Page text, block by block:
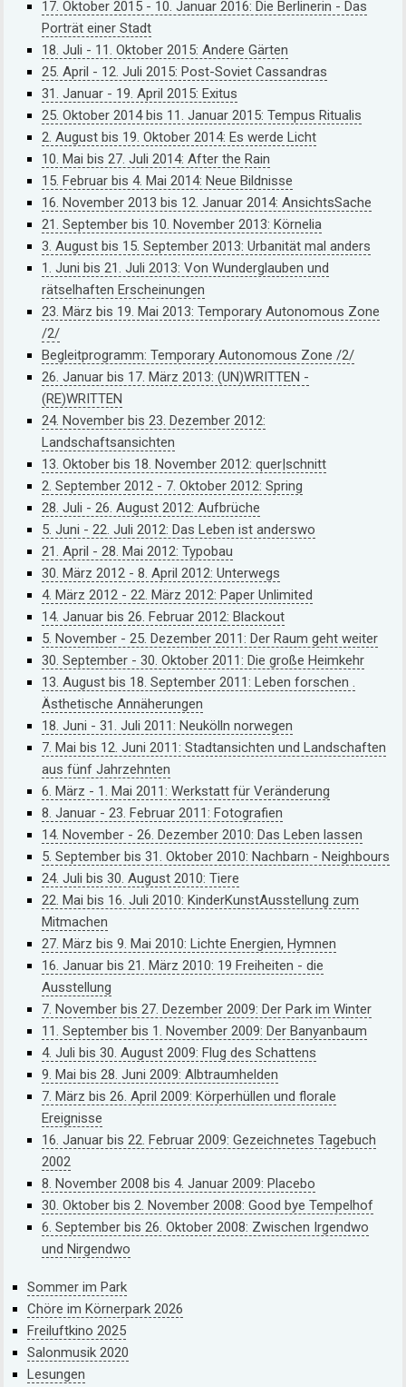
17. Oktober 2015 - 10. Januar 2016: Die Berlinerin - Das
Porträt einer Stadt
18. Juli - 11. Oktober 2015: Andere Gärten
25. April - 12. Juli 2015: Post-Soviet Cassandras
31. Januar - 19. April 2015: Exitus
25. Oktober 2014 bis 11. Januar 2015: Tempus Ritualis
2. August bis 19. Oktober 2014: Es werde Licht
10. Mai bis 27. Juli 2014: After the Rain
15. Februar bis 4. Mai 2014: Neue Bildnisse
16. November 2013 bis 12. Januar 2014: AnsichtsSache
21. September bis 10. November 2013: Körnelia
3. August bis 15. September 2013: Urbanität mal anders
1. Juni bis 21. Juli 2013: Von Wunderglauben und
rätselhaften Erscheinungen
23. März bis 19. Mai 2013: Temporary Autonomous Zone
/2/
Begleitprogramm: Temporary Autonomous Zone /2/
26. Januar bis 17. März 2013: (UN)WRITTEN -
(RE)WRITTEN
24. November bis 23. Dezember 2012:
Landschaftsansichten
13. Oktober bis 18. November 2012: quer|schnitt
2. September 2012 - 7. Oktober 2012: Spring
28. Juli - 26. August 2012: Aufbrüche
5. Juni - 22. Juli 2012: Das Leben ist anderswo
21. April - 28. Mai 2012: Typobau
30. März 2012 - 8. April 2012: Unterwegs
4. März 2012 - 22. März 2012: Paper Unlimited
14. Januar bis 26. Februar 2012: Blackout
5. November - 25. Dezember 2011: Der Raum geht weiter
30. September - 30. Oktober 2011: Die große Heimkehr
13. August bis 18. September 2011: Leben forschen .
Ästhetische Annäherungen
18. Juni - 31. Juli 2011: Neukölln norwegen
7. Mai bis 12. Juni 2011: Stadtansichten und Landschaften
aus fünf Jahrzehnten
6. März - 1. Mai 2011: Werkstatt für Veränderung
8. Januar - 23. Februar 2011: Fotografien
14. November - 26. Dezember 2010: Das Leben lassen
5. September bis 31. Oktober 2010: Nachbarn - Neighbours
24. Juli bis 30. August 2010: Tiere
22. Mai bis 16. Juli 2010: KinderKunstAusstellung zum
Mitmachen
27. März bis 9. Mai 2010: Lichte Energien, Hymnen
16. Januar bis 21. März 2010: 19 Freiheiten - die
Ausstellung
7. November bis 27. Dezember 2009: Der Park im Winter
11. September bis 1. November 2009: Der Banyanbaum
4. Juli bis 30. August 2009: Flug des Schattens
9. Mai bis 28. Juni 2009: Albtraumhelden
7. März bis 26. April 2009: Körperhüllen und florale
Ereignisse
16. Januar bis 22. Februar 2009: Gezeichnetes Tagebuch
2002
8. November 2008 bis 4. Januar 2009: Placebo
30. Oktober bis 2. November 2008: Good bye Tempelhof
6. September bis 26. Oktober 2008: Zwischen Irgendwo
und Nirgendwo
Sommer im Park
Chöre im Körnerpark 2026
Freiluftkino 2025
Salonmusik 2020
Lesungen